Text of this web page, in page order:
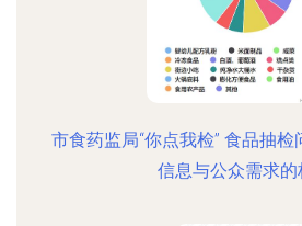
市食药监局“你点我检” 食品抽
信息与公众需求的